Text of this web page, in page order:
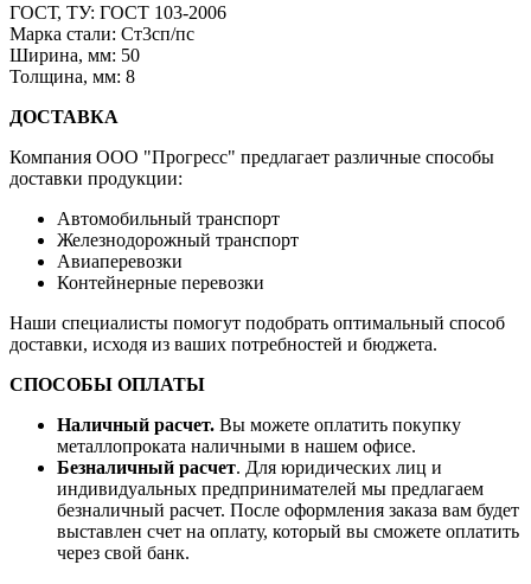
ГОСТ, ТУ: ГОСТ 103-2006
Марка стали: Ст3сп/пс
Ширина, мм: 50
Толщина, мм: 8
ДОСТАВКА
Компания OOO "Прогресс" предлагает различные способы
доставки продукции:
Автомобильный транспорт
Железнодорожный транспорт
Авиаперевозки
Контейнерные перевозки
Наши специалисты помогут подобрать оптимальный способ
доставки, исходя из ваших потребностей и бюджета.
СПОСОБЫ ОПЛАТЫ
Наличный расчет. Вы можете оплатить покупку
металлопроката наличными в нашем офисе.
Безналичный расчет. Для юридических лиц и
индивидуальных предпринимателей мы предлагаем
безналичный расчет. После оформления заказа вам будет
выставлен счет на оплату, который вы сможете оплатить
через свой банк.